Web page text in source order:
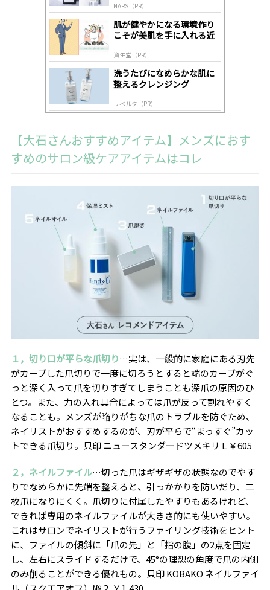
NARS（PR）
肌が健やかになる環境作り
こそが美肌を手に入れる近
資生堂（PR）
洗うたびになめらかな肌に
整えるクレンジング
リベルタ（PR）
【大石さんおすすめアイテム】メンズにおす
すめのサロン級ケアアイテムはコレ
１，切り口が平らな爪切り…実は、一般的に家庭にある刃先
がカーブした爪切りで一度に切ろうとすると端のカーブがぐ
っと深く入って爪を切りすぎてしまうことも深爪の原因のひ
とつ。また、力の入れ具合によっては爪が反って割れやすく
なることも。メンズが陥りがちな爪のトラブルを防ぐため、
ネイリストがおすすめするのが、刃が平らで“まっすぐ”カッ
トできる爪切り。貝印 ニュースタンダードツメキリ L ￥605
２，ネイルファイル…切った爪はギザギザの状態なのでやす
りでなめらかに先端を整えると、 引っかかりを防いだり、二
枚爪になりにくく。爪切りに付属したやすりもあるけれど、
できれば専用のネイルファイルが大きさ的にも使いやすい。
これはサロンでネイリストが行うファイリング技術をヒント
に、ファイルの傾斜に「爪の先」と「指の腹」の2点を固定
し、左右にスライドするだけで、 45°の理想の角度で爪の内側
のみ削ることができる優れもの。貝印 KOBAKO ネイルファイ